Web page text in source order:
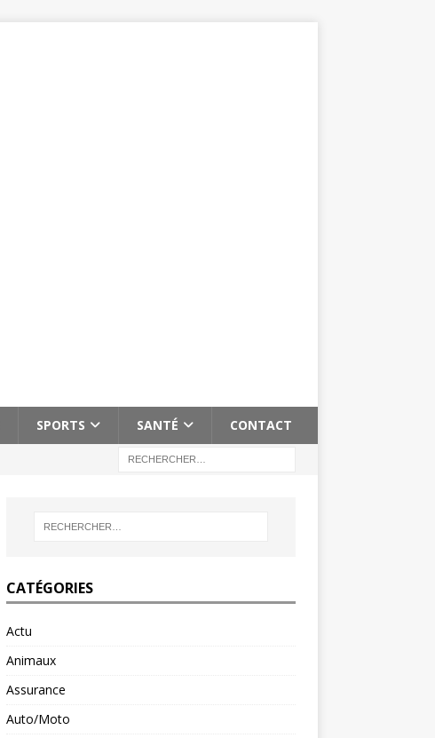
SPORTS SANTÉ CONTACT
CATÉGORIES
Actu
Animaux
Assurance
Auto/Moto